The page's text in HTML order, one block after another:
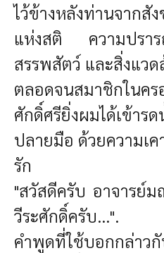
ไว้ข้างหลังท่านจากสัง
แห่งสติ ความปราร
สรรพสัตว์ และสิ่งแว
ตลอดจนสมาชิกในคร
ศักดิ์ศรียิ่งผมได้เข้าร
ปลายมือ ด้วยความเ
รัก
"สวัสดีครับ อาจารย์ม
วีระศักดิ์ครับ...".
คำพูดที่ใช้บอกกล่าว